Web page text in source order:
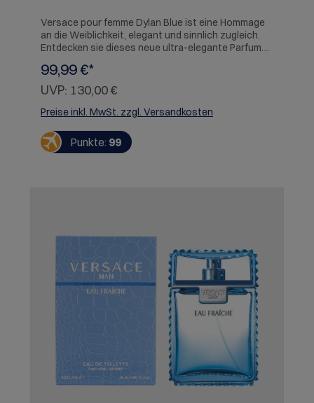
Versace pour femme Dylan Blue ist eine Hommage
an die Weiblichkeit, elegant und sinnlich zugleich.
Entdecken sie dieses neue ultra-elegante Parfum
99,99 €*
UVP: 130,00 €
Preise inkl. MwSt. zzgl. Versandkosten
Punkte: 99